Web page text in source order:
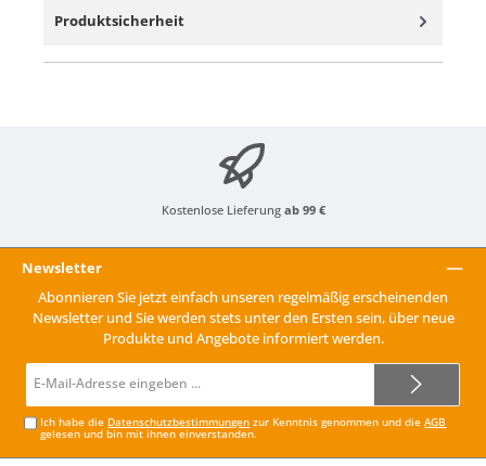
Produktsicherheit
Kostenlose Lieferung ab 99 €
Newsletter
Abonnieren Sie jetzt einfach unseren regelmäßig erscheinenden
Newsletter und Sie werden stets unter den Ersten sein, über neue
Produkte und Angebote informiert werden.
Mail-
Ich habe die Datenschutzbestimmungen zur Kenntnis genommen und dieAGB
gelesen und bin mit ihnen einverstanden.